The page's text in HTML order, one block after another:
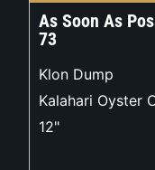
As Soon As
73
Klon Dump
Kalahari Oyster
12"